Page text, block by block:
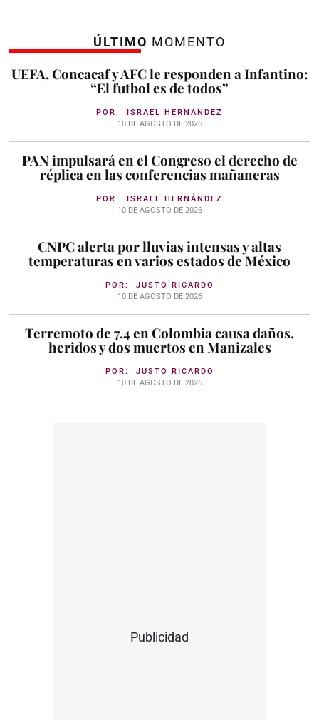
ÚLTIMO MOMENTO
UEFA, Concacaf y AFC le responden a Infantino:
“El futbol es de todos”
POR: ISRAEL HERNÁNDEZ
10 DE AGOSTO DE 2026
PAN impulsará en el Congreso el derecho de
réplica en las conferencias mañaneras
POR: ISRAEL HERNÁNDEZ
10 DE AGOSTO DE 2026
CNPC alerta por lluvias intensas y altas
temperaturas en varios estados de México
POR: JUSTO RICARDO
10 DE AGOSTO DE 2026
Terremoto de 7.4 en Colombia causa daños,
heridos y dos muertos en Manizales
POR: JUSTO RICARDO
10 DE AGOSTO DE 2026
Publicidad